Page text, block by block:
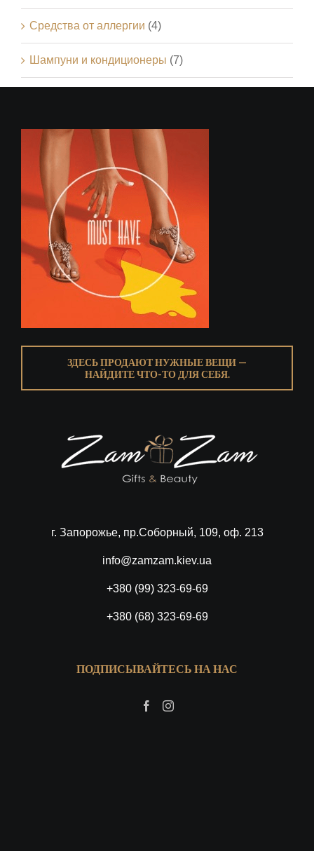
Средства от аллергии (4)
Шампуни и кондиционеры (7)
ЗДЕСЬ ПРОДАЮТ НУЖНЫЕ ВЕЩИ —
НАЙДИТЕ ЧТО-ТО ДЛЯ СЕБЯ.
г. Запорожье, пр.Соборный, 109, оф. 213
info@zamzam.kiev.ua
+380 (99) 323-69-69
+380 (68) 323-69-69
ПОДПИСЫВАЙТЕСЬ НА НАС